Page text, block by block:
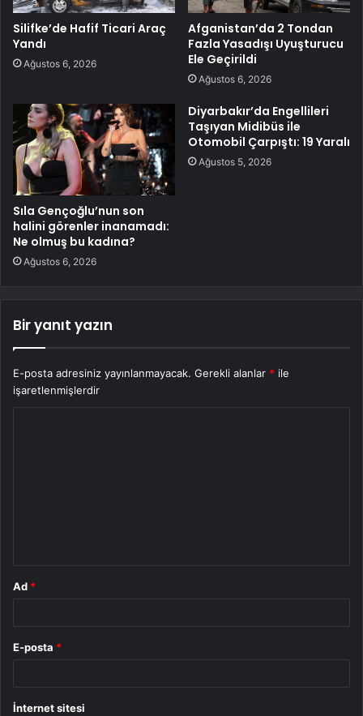
Silifke’de Hafif Ticari Araç
Yandı
Ağustos 6, 2026
Afganistan’da 2 Tondan
Fazla Yasadışı Uyuşturucu
Ele Geçirildi
Ağustos 6, 2026
Sıla Gençoğlu’nun son
halini görenler inanamadı:
Ne olmuş bu kadına?
Ağustos 6, 2026
Diyarbakır’da Engellileri
Taşıyan Midibüs ile
Otomobil Çarpıştı: 19 Yaralı
Ağustos 5, 2026
Bir yanıt yazın
E-posta adresiniz yayınlanmayacak. Gerekli alanlar * ile
işaretlenmişlerdir
Ad *
E-posta *
İnternet sitesi